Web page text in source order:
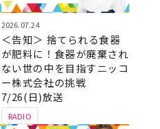
RADIO
2026.07.24
＜告知＞ 捨てられる食器
が肥料に！食器が廃棄され
ない世の中を目指すニッコ
ー株式会社の挑戦
7/26(日)放送